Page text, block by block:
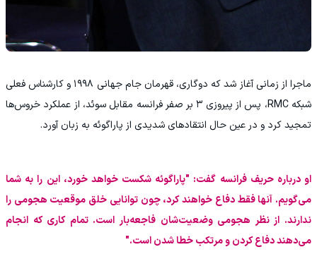
ماجرا از زمانی آغاز شد که دوگاری، قهرمان جام جهانی ۱۹۹۸ و کارشناس فعلی
شبکه RMC، پس از پیروزی ۳ بر صفر فرانسه مقابل سوئد، از عملکرد خروس‌ها
تمجید کرد و در عین حال انتقادهای شدیدی از پاراگوئه به زبان آورد.
او درباره حریف فرانسه گفت: "پاراگوئه شکست خواهد خورد، این را به شما
می‌گویم. آنها فقط دفاع خواهند کرد، چون توانایی خلق موقعیت هجومی را
ندارند. از نظر هجومی وضعیت‌شان فاجعه‌بار است. تمام کاری که انجام
می‌دهند دفاع کردن و مرتکب خطا شدن است."